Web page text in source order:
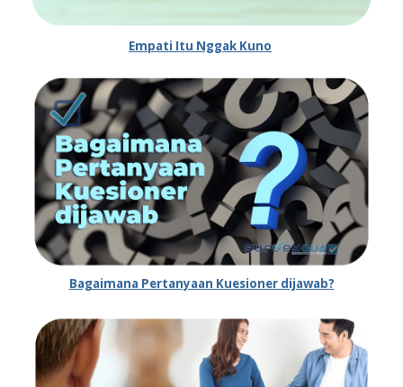
Empati Itu Nggak Kuno
Bagaimana Pertanyaan Kuesioner dijawab?